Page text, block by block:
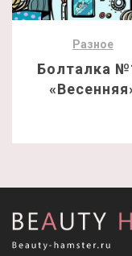
Разное
Болталка